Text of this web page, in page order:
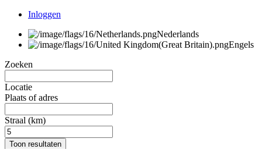
Inloggen
Nederlands
Engels
Zoeken
Locatie
Plaats of adres
Straal (km)
Toon resultaten